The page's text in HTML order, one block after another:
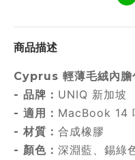
商品描述
Cyprus 輕薄毛絨內膽
- 品牌： UNIQ 新加坡
- 適用： MacBook 14
- 材質： 合成橡膠
- 顏色： 深淵藍、 錫綠